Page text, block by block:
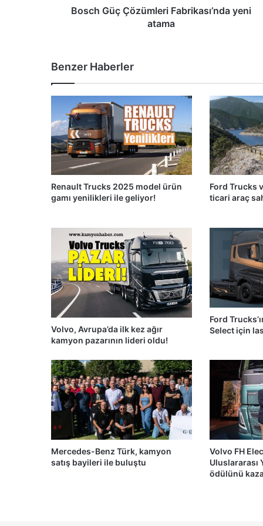
Bosch Güç Çözümleri Fabrikası’nda yeni
atama
Benzer Haberler
Renault Trucks 2025 model ürün
gamı yenilikleri ile geliyor!
Ford Trucks
ticari araç
Volvo, Avrupa’da ilk kez ağır
kamyon pazarının lideri oldu!
Ford
Select için
Mercedes-Benz Türk, kamyon
satış bayileri ile buluştu
Volvo FH
Uluslararası
ödülünü